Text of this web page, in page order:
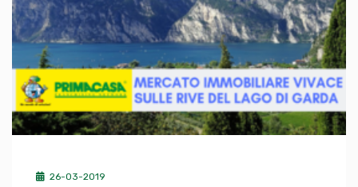
26-03-2019